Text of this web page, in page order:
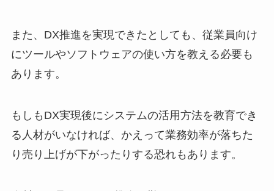
また、DX推進を実現できたとしても、従業員向け
にツールやソフトウェアの使い方を教える必要も
あります。
もしもDX実現後にシステムの活用方法を教育でき
る人材がいなければ、かえって業務効率が落ちた
り売り上げが下がったりする恐れもあります。